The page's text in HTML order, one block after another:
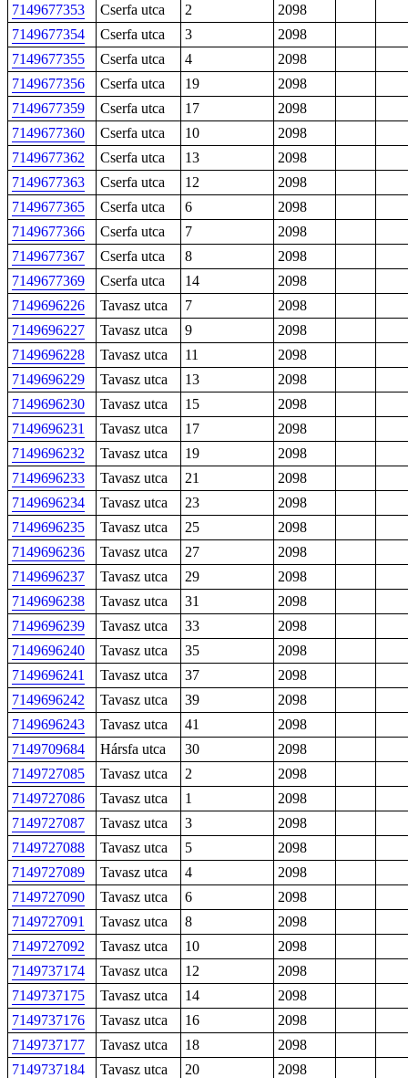
7149677353 Cserfa utca 2
2098
7149677354
Cserfa utca 3
2098
7149677355
Cserfa utca 4
2098
7149677356
Cserfa utca 19
2098
7149677359
Cserfa utca 17
2098
7149677360
Cserfa utca 10
2098
7149677362
Cserfa utca 13
2098
7149677363
Cserfa utca 12
2098
7149677365
Cserfa utca 6
2098
7149677366
Cserfa utca 7
2098
7149677367
Cserfa utca 8
2098
7149677369
Cserfa utca 14
2098
7149696226
Tavasz utca 7
2098
7149696227
Tavasz utca 9
2098
7149696228
Tavasz utca 11
2098
7149696229
Tavasz utca 13
2098
7149696230
Tavasz utca 15
2098
7149696231
Tavasz utca 17
2098
7149696232
Tavasz utca 19
2098
7149696233
Tavasz utca 21
2098
7149696234
Tavasz utca 23
2098
7149696235
Tavasz utca 25
2098
7149696236
Tavasz utca 27
2098
7149696237
Tavasz utca 29
2098
7149696238
Tavasz utca 31
2098
7149696239
Tavasz utca 33
2098
7149696240
Tavasz utca 35
2098
7149696241
Tavasz utca 37
2098
7149696242
Tavasz utca 39
2098
7149696243
Tavasz utca 41
2098
7149709684
Hársfa utca 30
2098
7149727085
Tavasz utca 2
2098
7149727086
Tavasz utca 1
2098
7149727087
Tavasz utca 3
2098
7149727088
Tavasz utca 5
2098
7149727089
Tavasz utca 4
2098
7149727090
Tavasz utca 6
2098
7149727091
Tavasz utca 8
2098
7149727092
Tavasz utca 10
2098
7149737174
Tavasz utca 12
2098
7149737175
Tavasz utca 14
2098
7149737176
Tavasz utca 16
2098
7149737177
Tavasz utca 18
2098
7149737184
Tavasz utca 20
2098